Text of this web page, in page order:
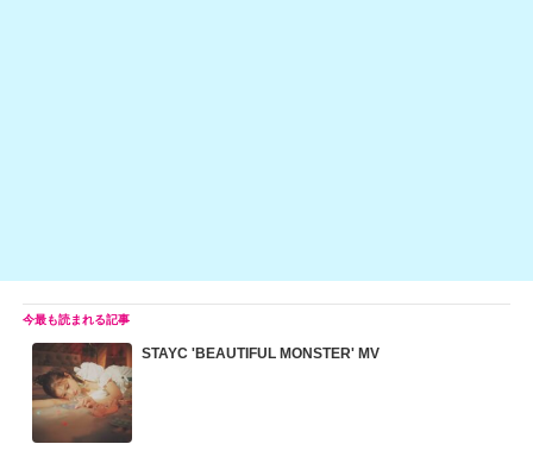
STAYC 'BEAUTIFUL MONSTER' MV